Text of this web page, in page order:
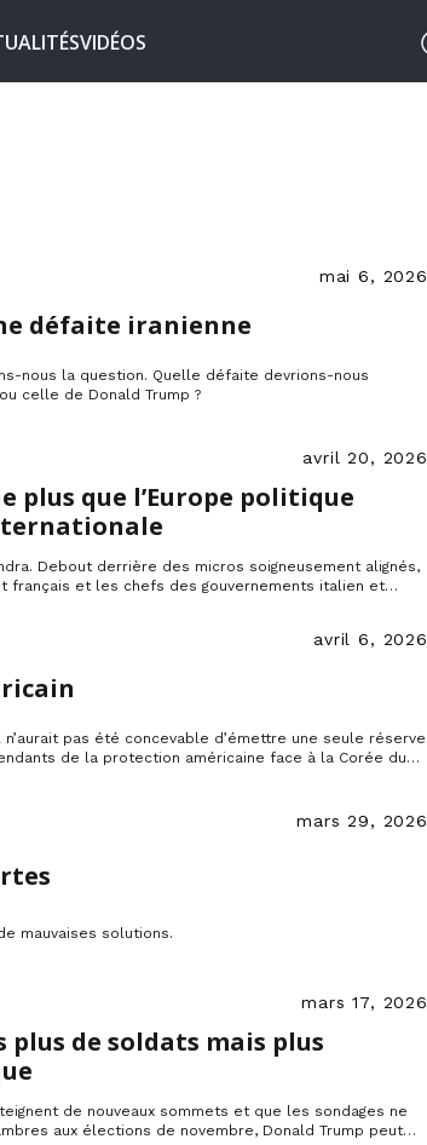
VIDÉOS
mai 6, 2026
défaite iranienne
nous la question. Quelle défaite devrions-nous
celle de Donald Trump ?
avril 20, 2026
plus que l’Europe politique
Debout derrière des micros soigneusement alignés,
français et les chefs des gouvernements italien et
avril 6, 2026
pas été concevable d’émettre une seule réserve
de la protection américaine face à la Corée du
mars 29, 2026
mauvaises solutions.
mars 17, 2026
plus de soldats mais plus
de nouveaux sommets et que les sondages ne
aux élections de novembre, Donald Trump peut